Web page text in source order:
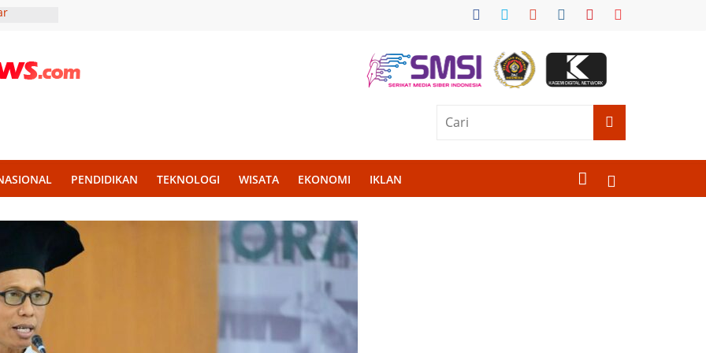
Liter Air
UII
PBB
PENDIDIKAN TEKNOLOGI WISATA EKONOMI IKLAN